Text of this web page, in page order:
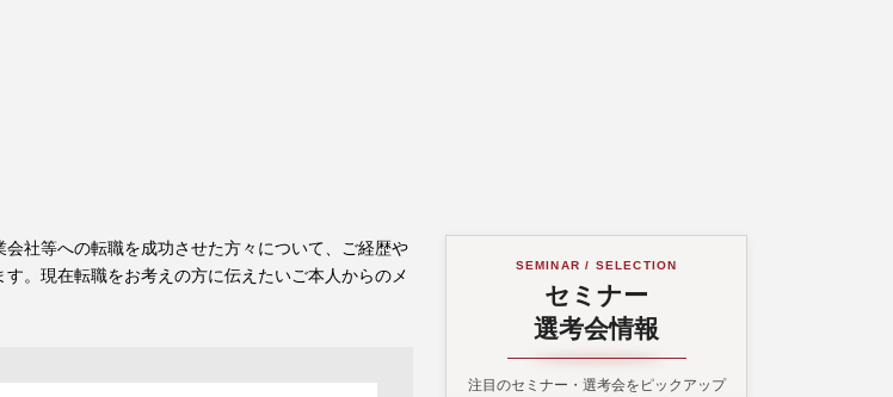
社等への転職を成功させた方々について、ご経歴や
。現在転職をお考えの方に伝えたいご本人からのメ
SEMINAR / SELECTION
セミナー
選考会情報
注目のセミナー・選考会をピックアップ